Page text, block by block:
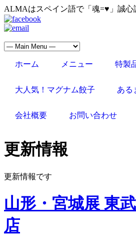
ALMAはスペイン語で「魂=♥」誠心
ホーム メニュー 特製
大人気！マグナム餃子 ある
会社概要 お問い合わせ
更新情報
更新情報です
山形・宮城展 東
店